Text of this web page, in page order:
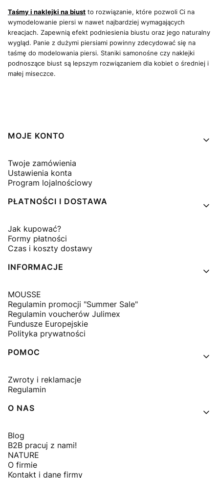
Taśmy i naklejki na biust to rozwiązanie, które pozwoli Ci na
wymodelowanie piersi w nawet najbardziej wymagających
kreacjach. Zapewnią efekt podniesienia biustu oraz jego naturalny
wygląd. Panie z dużymi piersiami powinny zdecydować się na
taśmę do modelowania piersi. Staniki samonośne czy naklejki
podnoszące biust są lepszym rozwiązaniem dla kobiet o średniej i
małej miseczce.
Linki w stopce
MOJE KONTO
Twoje zamówienia
Ustawienia konta
Program lojalnościowy
PŁATNOŚCI I DOSTAWA
Jak kupować?
Formy płatności
Czas i koszty dostawy
INFORMACJE
MOUSSE
Regulamin promocji "Summer Sale"
Regulamin voucherów Julimex
Fundusze Europejskie
Polityka prywatności
POMOC
Zwroty i reklamacje
Regulamin
O NAS
Blog
B2B pracuj z nami!
NATURE
O firmie
Kontakt i dane firmy